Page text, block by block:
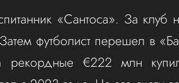
«Сантоса». За клуб
футболист перешел в
рекордные €222 млн